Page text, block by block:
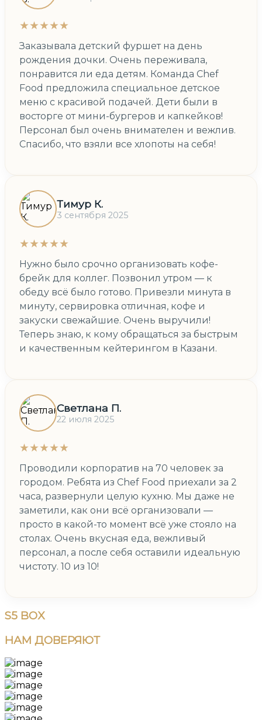
★★★★★
Заказывала детский фуршет на день
рождения дочки. Очень переживала,
понравится ли еда детям. Команда Chef
Food предложила специальное детское
меню с красивой подачей. Дети были в
восторге от мини-бургеров и капкейков!
Персонал был очень внимателен и вежлив.
Спасибо, что взяли все хлопоты на себя!
Тимур К.
3 сентября 2025
★★★★★
Нужно было срочно организовать кофе-
брейк для коллег. Позвонил утром — к
обеду всё было готово. Привезли минута в
минуту, сервировка отличная, кофе и
закуски свежайшие. Очень выручили!
Теперь знаю, к кому обращаться за быстрым
и качественным кейтерингом в Казани.
Светлана П.
22 июля 2025
★★★★★
Проводили корпоратив на 70 человек за
городом. Ребята из Chef Food приехали за 2
часа, развернули целую кухню. Мы даже не
заметили, как они всё организовали —
просто в какой-то момент всё уже стояло на
столах. Очень вкусная еда, вежливый
персонал, а после себя оставили идеальную
чистоту. 10 из 10!
S5 BOX
НАМ ДОВЕРЯЮТ